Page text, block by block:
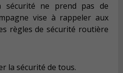
sécurité ne prend pas de
vise à rappeler aux
règles de sécurité routière
la sécurité de tous.